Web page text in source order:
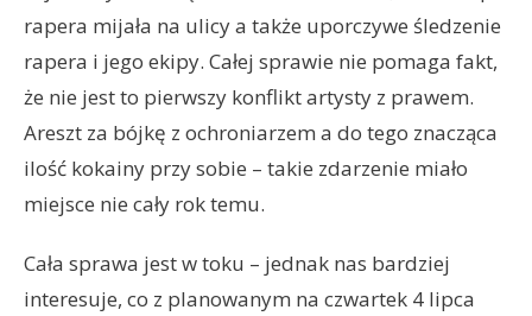
rapera mijała na ulicy a także uporczywe śledzenie
rapera i jego ekipy. Całej sprawie nie pomaga fakt,
że nie jest to pierwszy konflikt artysty z prawem.
Areszt za bójkę z ochroniarzem a do tego znacząca
ilość kokainy przy sobie – takie zdarzenie miało
miejsce nie cały rok temu.
Cała sprawa jest w toku – jednak nas bardziej
interesuje, co z planowanym na czwartek 4 lipca